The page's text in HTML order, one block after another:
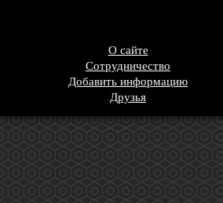
О сайте
Сотрудничество
Добавить информацию
Друзья